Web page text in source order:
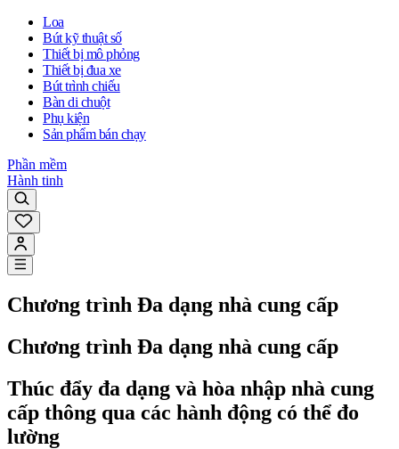
Loa
Bút kỹ thuật số
Thiết bị mô phỏng
Thiết bị đua xe
Bút trình chiếu
Bàn di chuột
Phụ kiện
Sản phẩm bán chạy
Phần mềm
Hành tinh
Chương trình Đa dạng nhà cung cấp
Chương trình Đa dạng nhà cung cấp
Thúc đẩy đa dạng và hòa nhập nhà cung
cấp thông qua các hành động có thể đo
lường